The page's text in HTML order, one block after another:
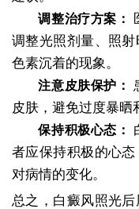
调整治疗方案：
调整光照剂量、照
色素沉着的现象。
注意皮肤保护：
皮肤，避免过度暴晒
保持积极心态：
者应保持积极的心
对病情的变化。
总之，白癜风照光